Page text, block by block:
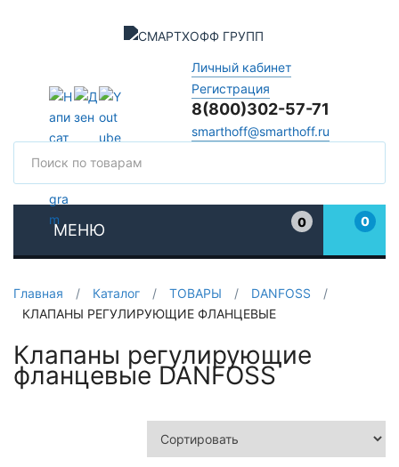
Личный кабинет
Регистрация
8(800)302-57-71
smarthoff@smarthoff.ru
МЕНЮ
0
0
Главная / Каталог / ТОВАРЫ / DANFOSS
/
КЛАПАНЫ РЕГУЛИРУЮЩИЕ ФЛАНЦЕВЫЕ
Клапаны регулирующие
фланцевые DANFOSS